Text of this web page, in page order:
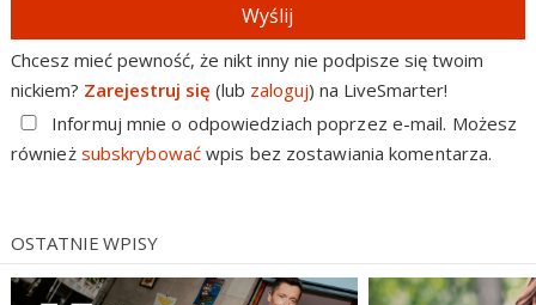
Wyślij
Chcesz mieć pewność, że nikt inny nie podpisze się twoim
nickiem? Zarejestruj się (lub zaloguj) na LiveSmarter!
Informuj mnie o odpowiedziach poprzez e-mail. Możesz
również subskrybowaćwpis bez zostawiania komentarza.
OSTATNIE WPISY